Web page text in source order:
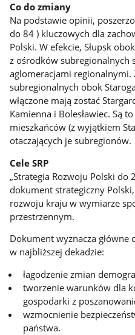
Co do zmiany
Na podstawie opinii,
do 84 ) kluczowych dla
Polski. W efekcie, Słupsk
z ośrodków subregionalnych
aglomeracjami
subregionalnych obok
włączone mają zostać
Kamienna i Bolesławiec. Są
mieszkańców (z wyjątkiem
otaczających je subregionów.
Cele SRP
„Strategia Rozwoju Polski do
dokument strategiczny
rozwoju kraju w wymiarze
przestrzennym.
Dokument wyznacza
w najbliższej dekadzie:
łagodzenie zmian
tworzenie warunków dla
gospodarki z
wzmocnienie
państwa.